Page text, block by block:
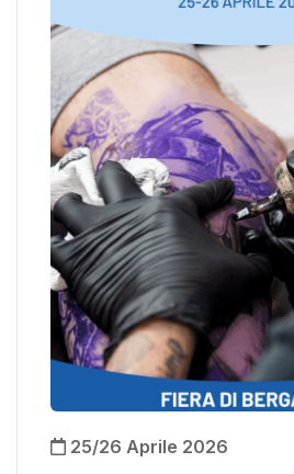
25/26 Aprile 2026